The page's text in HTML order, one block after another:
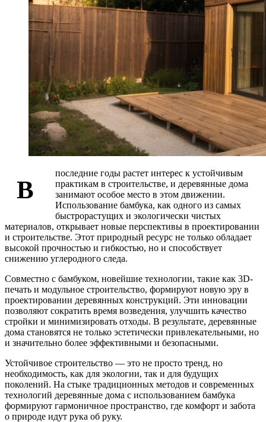
В
последние годы растет интерес к устойчивым
практикам в строительстве, и деревянные дома
занимают особое место в этом движении.
Использование бамбука, как одного из самых
быстрорастущих и экологически чистых
материалов, открывает новые перспективы в проектировании
и строительстве. Этот природный ресурс не только обладает
высокой прочностью и гибкостью, но и способствует
снижению углеродного следа.
Совместно с бамбуком, новейшие технологии, такие как 3D-
печать и модульное строительство, формируют новую эру в
проектировании деревянных конструкций. Эти инновации
позволяют сократить время возведения, улучшить качество
стройки и минимизировать отходы. В результате, деревянные
дома становятся не только эстетически привлекательными, но
и значительно более эффективными и безопасными.
Устойчивое строительство — это не просто тренд, но
необходимость, как для экологии, так и для будущих
поколений. На стыке традиционных методов и современных
технологий деревянные дома с использованием бамбука
формируют гармоничное пространство, где комфорт и забота
о природе идут рука об руку.